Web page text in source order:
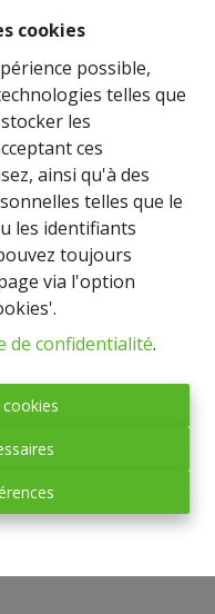
cookies
possible,
telles que
les
ces
ainsi qu'à des
telles que le
les identifiants
toujours
via l'option
de confidentialité.
de plus de 5 m²,
A et dispose
au gaz de
par le sol, d’une
triple vitrage avec
exposées plein sud.
privatif en sous-sol
sous régime TVA
proximité des écoles,